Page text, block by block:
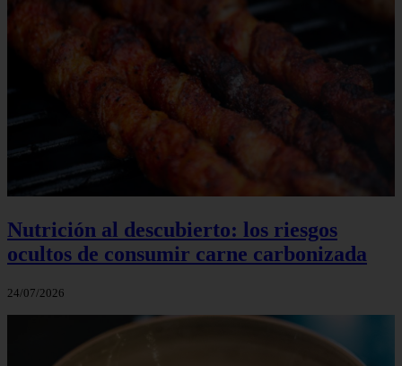
Nutrición al descubierto: los riesgos
ocultos de consumir carne carbonizada
24/07/2026